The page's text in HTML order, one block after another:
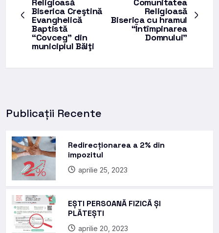
Biserica Creştină
Evanghelică
Baptistă
“Covceg” din
municipiul Bălţi
Religioasă
Biserica cu hramul
“Întîmpinarea
Domnului”
Publicații Recente
Redirecționarea a 2% din
impozitul
aprilie 25, 2023
EȘTI PERSOANĂ FIZICĂ ȘI
PLĂTEȘTI
aprilie 20, 2023